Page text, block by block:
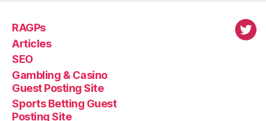
RAGPs
Articles
SEO
Gambling & Casino
Guest Posting Site
Sports Betting Guest
Posting Site